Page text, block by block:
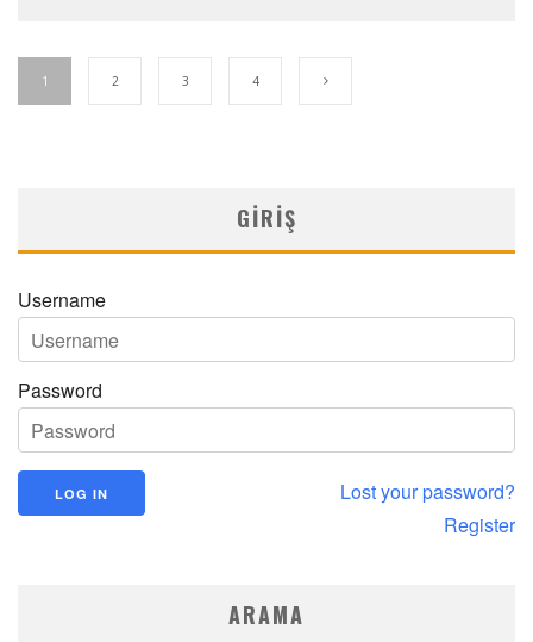
1 2 3 4
GIRIŞ
Username
Password
Lost your password?
Register
ARAMA